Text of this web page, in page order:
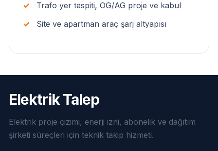
Trafo yer tespiti, OG/AG proje ve kabul
Site ve apartman araç şarj altyapısı
Elektrik Talep
Elektrik proje çizimi, enerji izni, abonelik ve dağıtım
şirketi süreçleri için teknik takip hizmeti.